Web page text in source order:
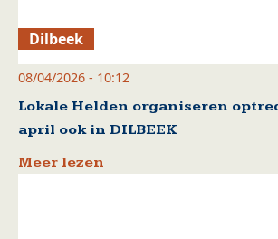
Dilbeek
08/04/2026 - 10:12
Lokale Helden organiseren
april ook in DILBEEK
Meer lezen